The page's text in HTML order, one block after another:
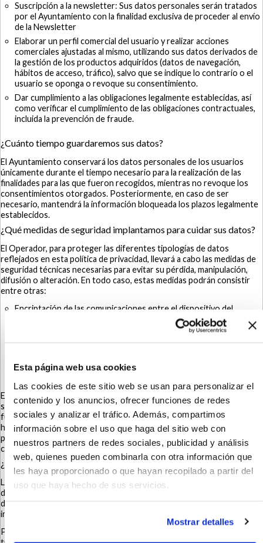
Esta página web usa cookies
Las cookies de este sitio web se usan para personalizar el
contenido y los anuncios, ofrecer funciones de redes
sociales y analizar el tráfico. Además, compartimos
información sobre el uso que haga del sitio web con
nuestros partners de redes sociales, publicidad y análisis
web, quienes pueden combinarla con otra información que
les haya proporcionado o que hayan recopilado a partir del
uso que haya hecho de sus servicios.
Mostrar detalles
Suscripción a la newsletter: Sus datos personales serán tratados
por el Ayuntamiento con la finalidad exclusiva de proceder al envío
de la Newsletter
Elaborar un perfil comercial del usuario y realizar acciones
comerciales ajustadas al mismo, utilizando sus datos derivados de
la gestión de los productos adquiridos (datos de navegación,
hábitos de acceso, tráfico), salvo que se indique lo contrario o el
usuario se oponga o revoque su consentimiento.
Dar cumplimiento a las obligaciones legalmente establecidas, así
como verificar el cumplimiento de las obligaciones contractuales,
incluida la prevención de fraude.
¿Cuánto tiempo guardaremos sus datos?
El Ayuntamiento conservará los datos personales de los usuarios
únicamente durante el tiempo necesario para la realización de las
finalidades para las que fueron recogidos, mientras no revoque los
consentimientos otorgados. Posteriormente, en caso de ser
necesario, mantendrá la información bloqueada los plazos legalmente
establecidos.
¿Qué medidas de seguridad implantamos para cuidar sus datos?
El Operador, para proteger las diferentes tipologías de datos
reflejados en esta política de privacidad, llevará a cabo las medidas de
seguridad técnicas necesarias para evitar su pérdida, manipulación,
difusión o alteración. En todo caso, estas medidas podrán consistir
entre otras:
Encriptación de las comunicaciones entre el dispositivo del
usuario y los servidores de el Ayuntamiento y/o el Operador
Encriptación de la información en los propios servidores de el
parte de terceros
En aquellos casos en los que el Operador cuente con prestadores de
servicio para el mantenimiento del Marketplace que se encuentren
fuera de la Unión Europea, estas transferencias internacionales se
hayan regularizadas atendiendo al compromiso del Operador con la
protección, integridad y seguridad de los datos personales de los
clientes.
¿Cuál es la legitimación para el tratamiento de sus datos?
La legitimación para el tratamiento de los datos del usuario por parte
de el Ayuntamiento y/o el Operador para llevar a cabo el alta y registro
del usuario en el Marketplace se encuentra en el consentimiento del
interesado, solicitado para el caso concreto.
Por su parte, la gestión de la contratación de productos o servicios a